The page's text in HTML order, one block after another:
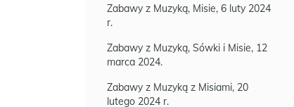
Zabawy z Muzyką, Misie, 6 luty 2024
r.
Zabawy z Muzyką, Sówki i Misie, 12
marca 2024.
Zabawy z Muzyką z Misiami, 20
lutego 2024 r.